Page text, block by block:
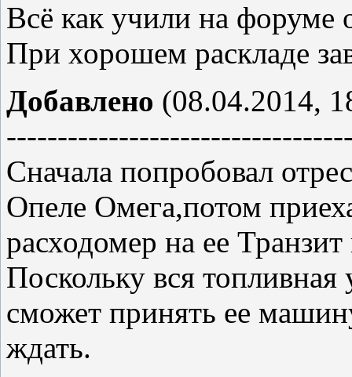
Всё как учили на форуме
При хорошем раскладе
Добавлено (08.04.2014,
Сначала попробовал
Опеле Омега,потом
расходомер на ее Транзит
Поскольку вся
сможет принять ее
ждать.